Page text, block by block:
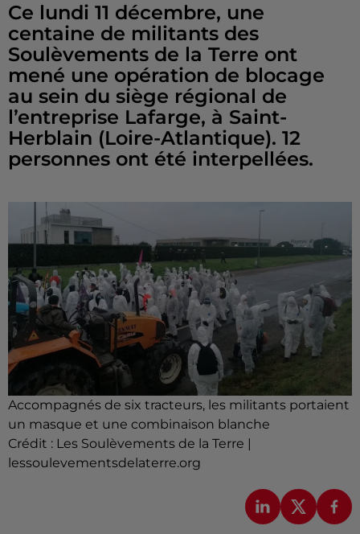
Ce lundi 11 décembre, une
centaine de militants des
Soulèvements de la Terre ont
mené une opération de blocage
au sein du siège régional de
l’entreprise Lafarge, à Saint-
Herblain (Loire-Atlantique). 12
personnes ont été interpellées.
Accompagnés de six tracteurs, les militants portaient
un masque et une combinaison blanche
Crédit : Les Soulèvements de la Terre |
lessoulevementsdelaterre.org